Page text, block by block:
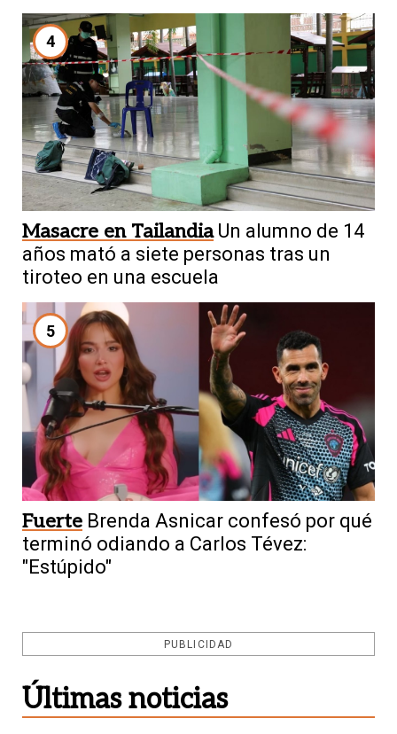
4
Masacre en Tailandia Un alumno de 14
años mató a siete personas tras un
tiroteo en una escuela
5
Fuerte Brenda Asnicar confesó por qué
terminó odiando a Carlos Tévez:
"Estúpido"
PUBLICIDAD
Últimas noticias